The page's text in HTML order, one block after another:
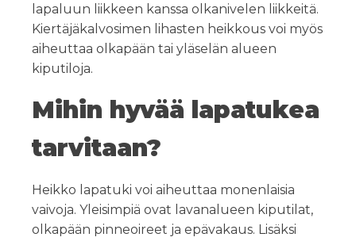
lapaluun liikkeen kanssa olkanivelen liikkeitä.
Kiertäjäkalvosimen lihasten heikkous voi myös
aiheuttaa olkapään tai yläselän alueen
kiputiloja.
Mihin hyvää lapatukea
tarvitaan?
Heikko lapatuki voi aiheuttaa monenlaisia
vaivoja. Yleisimpiä ovat lavanalueen kiputilat,
olkapään pinneoireet ja epävakaus. Lisäksi